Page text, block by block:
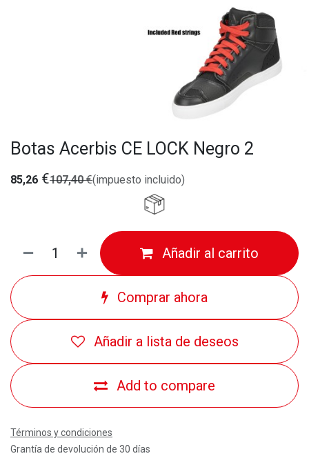
Botas Acerbis CE LOCK Negro 2
85,26 €107,40€(impuesto incluido)
Añadir al carrito
Comprar ahora
Add to compare
Añadir a lista de deseos
Términos y condiciones
Grantía de devolución de 30 días